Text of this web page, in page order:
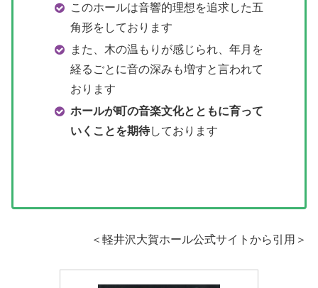
このホールは音響的理想を追求した五
角形をしております
また、木の温もりが感じられ、年月を
経るごとに音の深みも増すと言われて
おります
ホールが町の音楽文化とともに育って
いくことを期待しております
＜軽井沢大賀ホール公式サイトから引用＞